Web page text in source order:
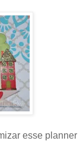
esse planner